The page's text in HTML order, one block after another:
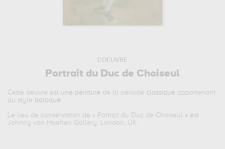
L'OEUVRE
Portrait du Duc de Choiseul
Cette oeuvre est une peinture de la période classique appartenant
au style baroque.
Le lieu de conservation de « Portrait du Duc de Choiseul » est
Johnny van Haeften Gallery, London, UK.